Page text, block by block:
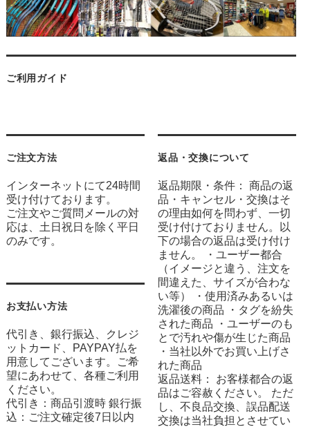
ご利用ガイド
ご注文方法
インターネットにて24時間
受け付けております。
ご注文やご質問メールの対
応は、土日祝日を除く平日
のみです。
お支払い方法
代引き、銀行振込、クレジ
ットカード、PAYPAY払を
用意してございます。ご希
望にあわせて、各種ご利用
ください。
代引き：商品引渡時 銀行振
込：ご注文確定後7日以内
返品・交換について
返品期限・条件： 商品の返
品・キャンセル・交換はそ
の理由如何を問わず、一切
受け付けておりません。以
下の場合の返品は受け付け
ません。 ・ユーザー都合
（イメージと違う、注文を
間違えた、サイズが合わな
い等） ・使用済みあるいは
洗濯後の商品 ・タグを紛失
された商品 ・ユーザーのも
とで汚れや傷が生じた商品
・当社以外でお買い上げさ
れた商品
返品送料： お客様都合の返
品はご容赦ください。 ただ
し、不良品交換、誤品配送
交換は当社負担とさせてい